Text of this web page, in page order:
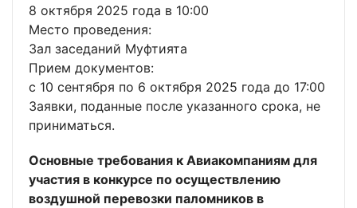
8 октября 2025 года в 10:00
Место проведения:
Зал заседаний Муфтията
Прием документов:
с 10 сентября по 6 октября 2025 года до 17:00
Заявки, поданные после указанного срока, не
приниматься.
Основные требования к Авиакомпаниям для
участия в конкурсе по осуществлению
воздушной перевозки паломников в